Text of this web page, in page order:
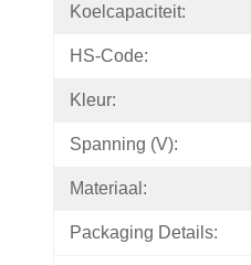
Koelcapaciteit:
HS-Code:
Kleur:
Spanning (V):
Materiaal:
Packaging Details: